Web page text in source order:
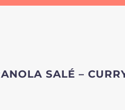
options
SALÉ –